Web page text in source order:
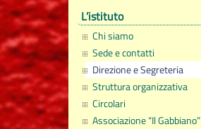
L’istituto
Chi siamo
Sede e contatti
Direzione e Segreteria
Struttura organizzativa
Circolari
Associazione “Il Gabbiano”